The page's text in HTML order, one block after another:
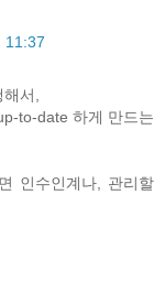
11:37
서,
to-date 하게 만드는
인수인계나, 관리할